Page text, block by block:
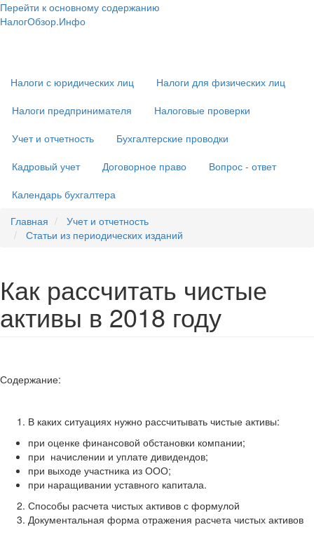
Перейти к основному содержанию
НалогОбзор.Инфо
Налоги с юридических лиц
Налоги для физических лиц
Налоги предпринимателя
Налоговые проверки
Учет и отчетность
Бухгалтерские проводки
Кадровый учет
Договорное право
Вопрос - ответ
Календарь бухгалтера
Главная
Учет и отчетность
Статьи из периодических изданий
Как рассчитать чистые
активы в 2018 году
Содержание:
В каких ситуациях нужно рассчитывать чистые активы:
при оценке финансовой обстановки компании;
при начислении и уплате дивидендов;
при выходе участника из ООО;
при наращивании уставного капитала.
Способы расчета чистых активов с формулой
Документальная форма отражения расчета чистых активов